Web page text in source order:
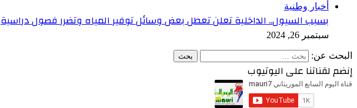
أخبار وطنية
بسبب السيول.. الداخلية تعلن تعطل بعض وسائل توفير المياه وتضرر فصول دراسية
سبتمبر 26, 2024
البحث عن:
إنضم لقناتنا على اليوتيوب